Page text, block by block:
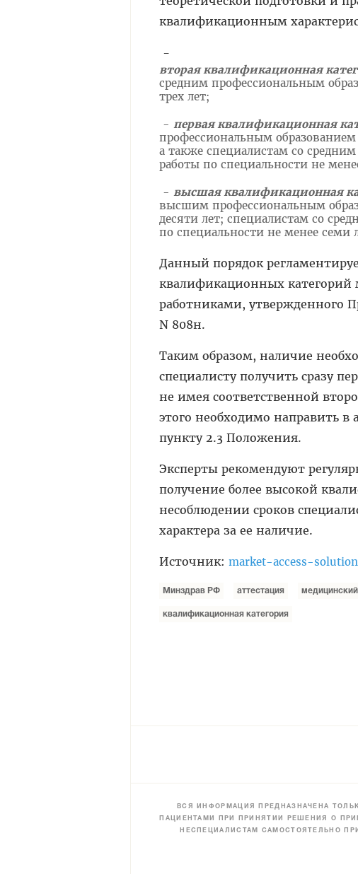
квалификационным
-
вторая квалификационная
средним профессиональным
трех лет;
- первая квалификационная
профессиональным
а также специалистам со
работы по специальности не
- высшая квалификационная
высшим профессиональным
десяти лет; специалистам со
по специальности не менее семи
Данный порядок
квалификационных
работниками, утвержденного
N 808н.
Таким образом, наличие
специалисту получить сразу
не имея соответственной
этого необходимо направить
пункту 2.3 Положения.
Эксперты рекомендуют
получение более высокой
несоблюдении сроков
характера за ее наличие.
Источник: market-access-
Минздрав РФ аттестация
квалификационная категория
ВСЯ ИНФОРМАЦИЯ ПРЕДНАЗНАЧЕНА
ПАЦИЕНТАМИ ПРИ ПРИНЯТИИ РЕШЕНИЯ О
НЕСПЕЦИАЛИСТАМ САМОСТОЯТЕЛЬНО